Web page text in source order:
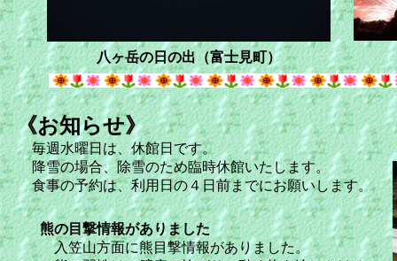
毎週水曜日は、休館日です。
降雪の場合、除雪のため臨時休館いたします。
食事の予約は、利用日の４日前までにお願いします。
湖
八ヶ岳の日の出（富士見町）
熊の目撃情報がありました
入笠山方面に熊目撃情報がありました。
《お知らせ》